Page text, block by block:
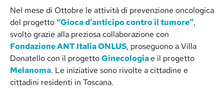
Nel mese di Ottobre le attività di prevenzione oncologica
del progetto“Gioca d’anticipo contro il tumore”,
svolto grazie alla preziosa collaborazione con
Fondazione ANT Italia ONLUS, proseguono a Villa
Donatello con il progettoGinecologiae il progetto
Melanoma. Le iniziative sono rivolte a cittadine e
cittadini residenti in Toscana.